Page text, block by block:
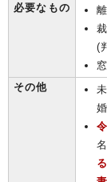
必要なもの
(
その他